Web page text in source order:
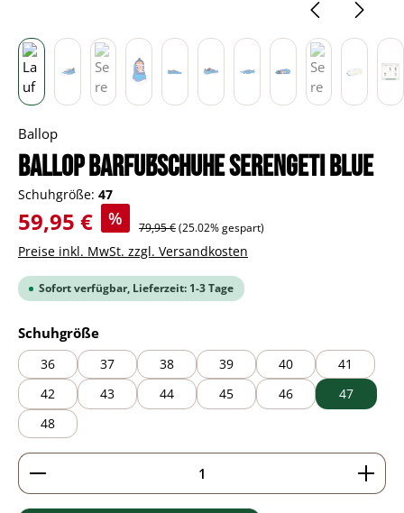
Ballop
BALLOP Barfußschuhe Serengeti blue
Schuhgröße: 47
Verkaufspreis:
59,95 € % Regulärer Preis:
79,95 €(25.02% gespart)
Preise inkl. MwSt. zzgl. Versandkosten
Sofort verfügbar, Lieferzeit: 1-3 Tage
Schuhgrößeauswählen
36 37 38 39 40
41
42
43 44 45 46
47
48
Produkt Anzahl: Gib den gewünschten Wert ein